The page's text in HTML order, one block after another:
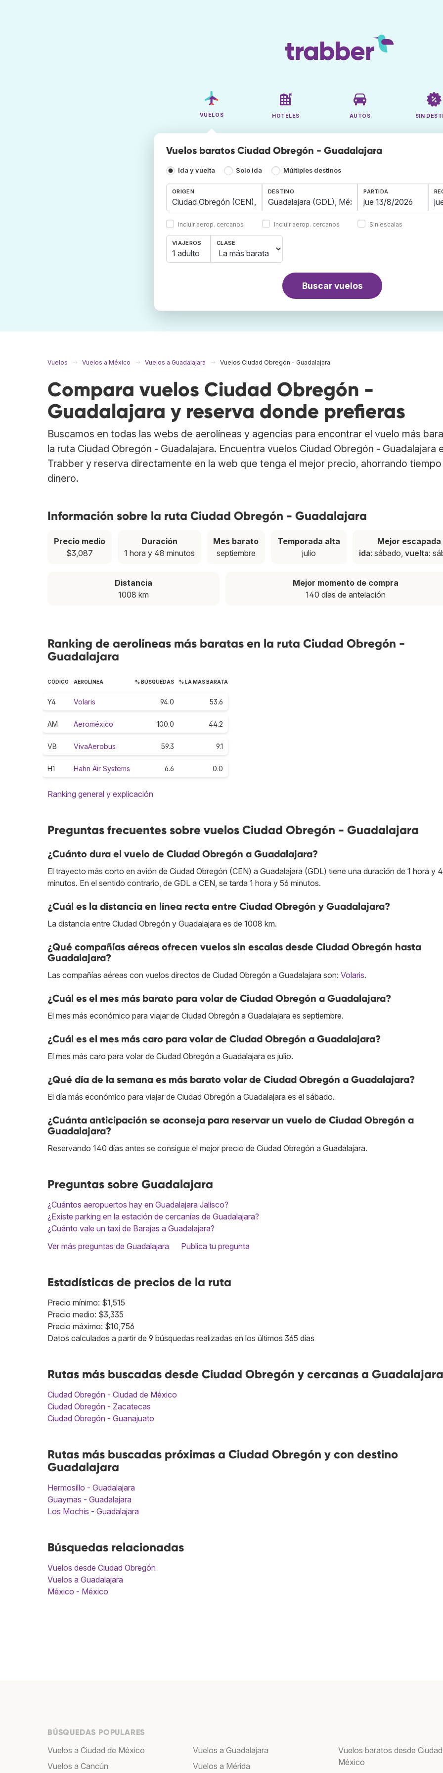
VUELOS HOTELES AUTOS SIN
Vuelos baratos Ciudad Obregón - Guadalajara
Ida y vuelta Solo ida Múltiples destinos
ORIGEN
Incluir aerop. cercanos
DESTINO
Incluir aerop. cercanos
PARTIDA
Sin escalas
VIAJEROS
1 adulto
CLASE
Buscar vuelos
Vuelos Vuelos a México Vuelos a Guadalajara Vuelos Ciudad Obregón - Guadalajara
Compara vuelos Ciudad Obregón -
Guadalajara y reserva donde prefieras
Buscamos en todas las webs de aerolíneas y agencias para encontrar el vuelo más
la ruta Ciudad Obregón - Guadalajara. Encuentra vuelos Ciudad Obregón - Guadalajara
Trabber y reserva directamente en la web que tenga el mejor precio, ahorrando
dinero.
Información sobre la ruta Ciudad Obregón - Guadalajara
Precio medio
$3,087
Duración
1 hora y 48 minutos
Mes barato
septiembre
Temporada alta
julio
Mejor escapada
ida: sábado,vuelta:
Distancia
1008 km
Mejor momento de compra
140 días de antelación
Ranking de aerolíneas más baratas en la ruta Ciudad Obregón -
Guadalajara
CÓDIGO AEROLÍNEA % BÚSQUEDAS % LA MÁS BARATA
Y4 Volaris 94.0 53.6
AM Aeroméxico 100.0 44.2
VB VivaAerobus 59.3 9.1
H1 Hahn Air Systems 6.6 0.0
Ranking general y explicación
Preguntas frecuentes sobre vuelos Ciudad Obregón - Guadalajara
¿Cuánto dura el vuelo de Ciudad Obregón a Guadalajara?
El trayecto más corto en avión de Ciudad Obregón (CEN) a Guadalajara (GDL) tiene una duración de 1 hora y
minutos. En el sentido contrario, de GDL a CEN, se tarda 1 hora y 56 minutos.
¿Cuál es la distancia en línea recta entre Ciudad Obregón y Guadalajara?
La distancia entre Ciudad Obregón y Guadalajara es de 1008 km.
¿Qué compañías aéreas ofrecen vuelos sin escalas desde Ciudad Obregón hasta
Guadalajara?
Las compañías aéreas con vuelos directos de Ciudad Obregón a Guadalajara son: Volaris.
¿Cuál es el mes más barato para volar de Ciudad Obregón a Guadalajara?
El mes más económico para viajar de Ciudad Obregón a Guadalajara es septiembre.
¿Cuál es el mes más caro para volar de Ciudad Obregón a Guadalajara?
El mes más caro para volar de Ciudad Obregón a Guadalajara es julio.
¿Qué día de la semana es más barato volar de Ciudad Obregón a Guadalajara?
El día más económico para viajar de Ciudad Obregón a Guadalajara es el sábado.
¿Cuánta anticipación se aconseja para reservar un vuelo de Ciudad Obregón a
Guadalajara?
Reservando 140 días antes se consigue el mejor precio de Ciudad Obregón a Guadalajara.
Preguntas sobre Guadalajara
¿Cuántos aeropuertos hay en Guadalajara Jalisco?
¿Existe parking en la estación de cercanías de Guadalajara?
¿Cuánto vale un taxi de Barajas a Guadalajara?
Ver más preguntas de Guadalajara
Publica tu pregunta
Estadísticas de precios de la ruta
Precio mínimo: $1,515
Precio medio: $3,335
Precio máximo: $10,756
Datos calculados a partir de 9 búsquedas realizadas en los últimos 365 días
Rutas más buscadas desde Ciudad Obregón y cercanas a Guadalajara
Ciudad Obregón - Ciudad de México
Ciudad Obregón - Zacatecas
Ciudad Obregón - Guanajuato
Rutas más buscadas próximas a Ciudad Obregón y con destino
Guadalajara
Hermosillo - Guadalajara
Guaymas - Guadalajara
Los Mochis - Guadalajara
Búsquedas relacionadas
Vuelos desde Ciudad Obregón
Vuelos a Guadalajara
México - México
BÚSQUEDAS POPULARES
Vuelos a Ciudad de México
Vuelos a Cancún
Vuelos a Guadalajara
Vuelos a Mérida
Vuelos baratos desde
México